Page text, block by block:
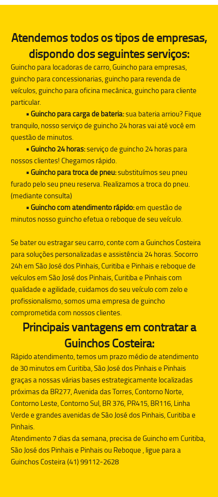
Atendemos todos os tipos de empresas,
dispondo dos seguintes serviços:
Guincho para locadoras de carro, Guincho para empresas,
guincho para concessionarias, guincho para revenda de
veículos, guincho para oficina mecânica, guincho para cliente
particular.
• Guincho para carga de bateria:sua bateria arriou? Fique
tranquilo, nosso serviço de guincho 24 horas vai até você em
questão de minutos.
• Guincho 24 horas:serviço de guincho 24 horas para
nossos clientes! Chegamos rápido.
• Guincho para troca de pneu:substituímos seu pneu
furado pelo seu pneu reserva. Realizamos a troca do pneu.
(mediante consulta)
• Guincho com atendimento rápido:em questão de
minutos nosso guincho efetua o reboque de seu veículo.
Se bater ou estragar seu carro, conte com aGuinchos Costeira
para soluções personalizadas e assistência 24 horas. Socorro
24h em São José dos Pinhais, Curitiba e Pinhais e reboque de
veículos em São José dos Pinhais, Curitiba e Pinhais com
qualidade e agilidade, cuidamos do seu veículo com zelo e
profissionalismo, somos uma empresa de guincho
comprometida com nossos clientes.
Principais vantagens em contratar a
Guinchos Costeira:
Rápido atendimento, temos um prazo médio de atendimento
de 30 minutos em Curitiba, São José dos Pinhais e Pinhais
graças a nossas várias bases estrategicamente localizadas
próximas da BR277, Avenida das Torres, Contorno Norte,
Contorno Leste, Contorno Sul, BR 376, PR415, BR116, Linha
Verde e grandes avenidas de São José dos Pinhais, Curitiba e
Pinhais.
Atendimento 7 dias da semana, precisa deGuinchoem Curitiba,
São José dos Pinhais e Pinhais ou Reboque , ligue para a
Guinchos Costeira (41) 99112-2628